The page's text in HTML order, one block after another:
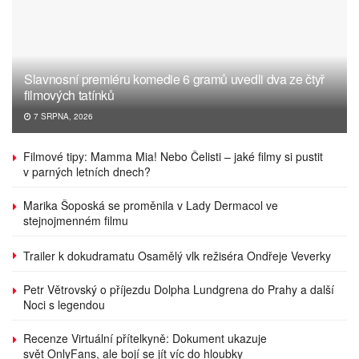
Slavnosní premiéru komedie 6 gramů uvedli dva ze čtyř
filmových tatínků
7 SRPNA, 2026
Filmové tipy: Mamma Mia! Nebo Čelisti – jaké filmy si pustit
v parných letních dnech?
Marika Šoposká se proměnila v Lady Dermacol ve
stejnojmenném filmu
Trailer k dokudramatu Osamělý vlk režiséra Ondřeje Veverky
Petr Větrovský o příjezdu Dolpha Lundgrena do Prahy a další
Noci s legendou
Recenze Virtuální přítelkyně: Dokument ukazuje
svět OnlyFans, ale bojí se jít víc do hloubky